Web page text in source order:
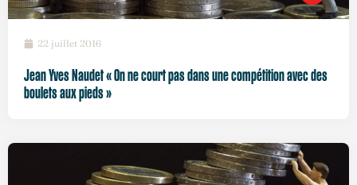
22 juillet 2016
Jean Yves Naudet « On ne court pas dans une compétition avec des
boulets aux pieds »